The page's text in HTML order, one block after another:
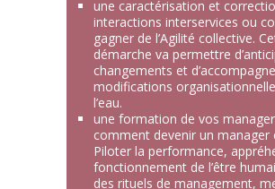
une caractérisation et
interactions interservices ou
gagner de l’Agilité collective.
démarche va permettre
changements et
modifications
l’eau.
une formation de vos
comment devenir un manager
Piloter la performance,
fonctionnement de l’être
des rituels de management,